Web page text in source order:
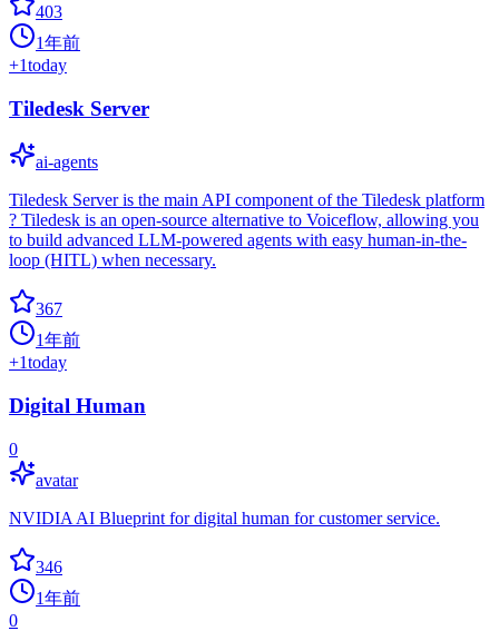
403
1年前
+1today
Tiledesk Server
ai-agents
Tiledesk Server is the main API component of the Tiledesk platform
? Tiledesk is an open-source alternative to Voiceflow, allowing you
to build advanced LLM-powered agents with easy human-in-the-
loop (HITL) when necessary.
367
1年前
+1today
Digital Human
0
avatar
NVIDIA AI Blueprint for digital human for customer service.
346
1年前
0